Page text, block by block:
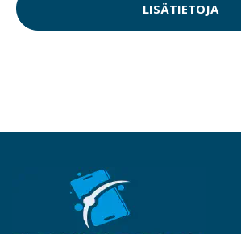
LISÄTIETOJA